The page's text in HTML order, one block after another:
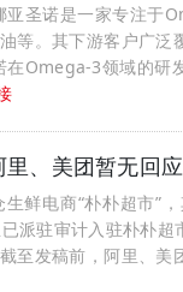
圣诺是一家专注于
等。其下游客户广泛
Omega-3领域的研
、美团暂无回应
鲜电商“朴朴超市”
派驻审计入驻朴朴
至发稿前，阿里、美